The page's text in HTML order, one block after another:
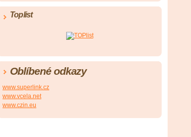
Toplist
Oblíbené odkazy
www.superlink.cz
www.vcela.net
www.czin.eu